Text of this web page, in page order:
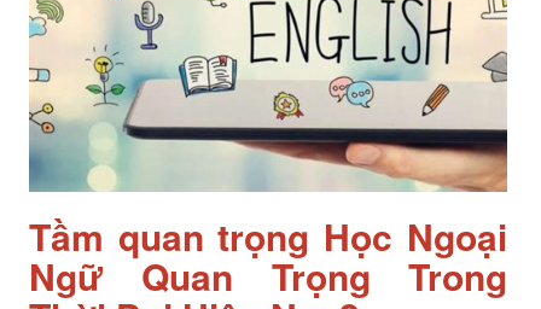
Tầm quan trọng Học Ngoại
Ngữ Quan Trọng Trong